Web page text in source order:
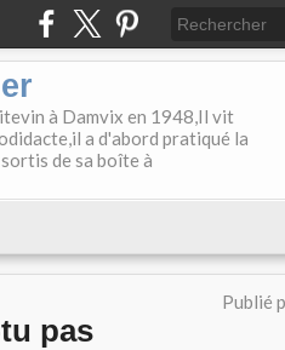
à Damvix en 1948,Il vit
a d'abord pratiqué la
de sa boîte à
Publié
pas